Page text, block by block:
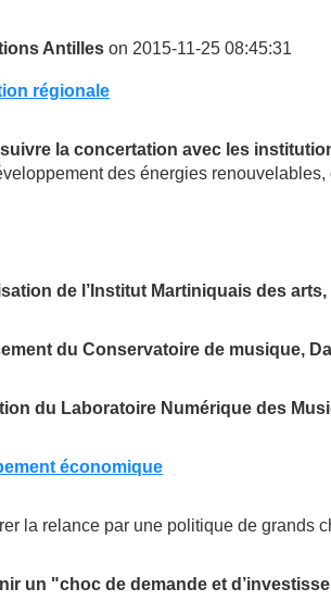
Antilles on 2015-11-25 08:45:31
régionale
la concertation avec les
des énergies
de l’Institut Martiniquais des
du Conservatoire de musique,
du Laboratoire Numérique des
économique
la relance par une politique de grands
un "choc de demande et